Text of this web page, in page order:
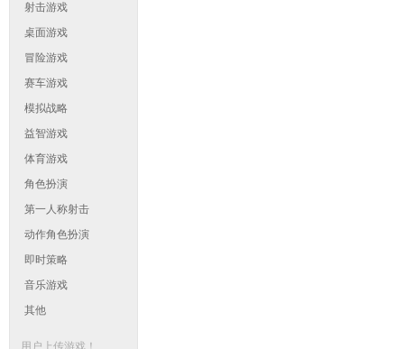
射击游戏
桌面游戏
冒险游戏
赛车游戏
模拟战略
益智游戏
体育游戏
角色扮演
第一人称射击
动作角色扮演
即时策略
音乐游戏
其他
用户上传游戏！